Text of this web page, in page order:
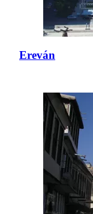
Ereván